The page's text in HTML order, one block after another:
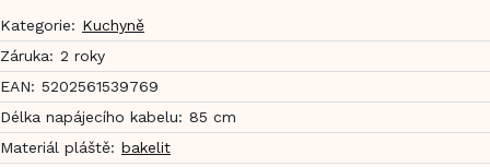
Kategorie: Kuchyně
Záruka: 2 roky
EAN: 5202561539769
Délka napájecího kabelu: 85 cm
Materiál pláště: bakelit